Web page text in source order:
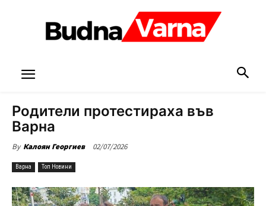
Родители протестираха във
Варна
By Калоян Георгиев 02/07/2026
Варна Топ Новини